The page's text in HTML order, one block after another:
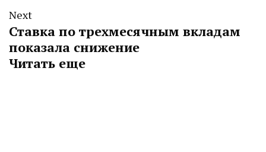
Next
Ставка по трехмесячным вкладам
показала снижение
Читать еще